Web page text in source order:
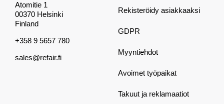
Atomitie 1
00370 Helsinki
Finland
+358 9 5657 780
sales@refair.fi
Rekisteröidy asiakkaaksi
GDPR
Myyntiehdot
Avoimet työpaikat
Takuut ja reklamaatiot